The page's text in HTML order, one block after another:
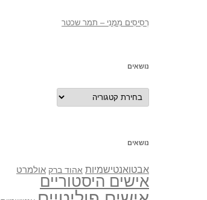
רְסִיסִים מִמֶנִי – תמר שכטר
נושאים
נושאים
נושאים
אבטואנטישמיות אהוד ברק אולמרט
אישים היסטוריים